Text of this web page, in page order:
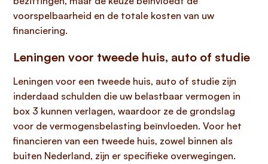
voorspelbaarheid en de totale kosten van uw
financiering.
Leningen voor tweede huis, auto of studie
Leningen voor een tweede huis, auto of studie zijn
inderdaad schulden die uw belastbaar vermogen in
box 3 kunnen verlagen, waardoor ze de grondslag
voor de vermogensbelasting beïnvloeden. Voor het
financieren van een tweede huis, zowel binnen als
buiten Nederland, zijn er specifieke overwegingen.